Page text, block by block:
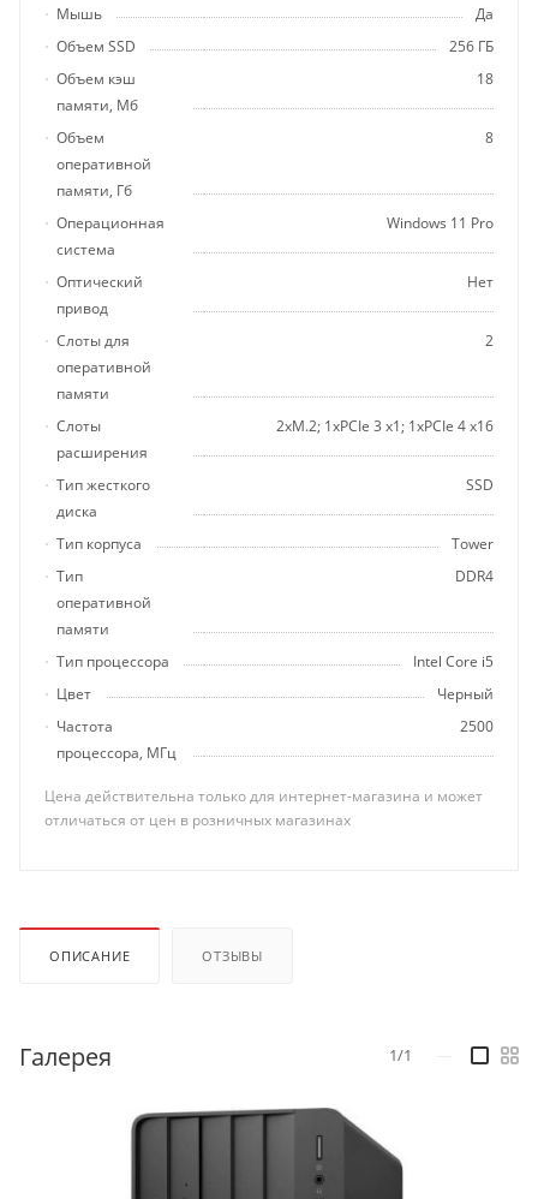
Мышь
Да
Объем SSD
256 ГБ
Объем кэш
памяти, Мб
18
Объем
оперативной
памяти, Гб
8
Операционная
система
Windows 11 Pro
Оптический
привод
Нет
Слоты для
оперативной
памяти
2
Слоты
расширения
2хM.2; 1хPCIe 3 x1; 1хPCIe 4 x16
Тип жесткого
диска
SSD
Тип корпуса
Tower
Тип
оперативной
памяти
DDR4
Тип процессора
Intel Core i5
Цвет
Черный
Частота
процессора, МГц
2500
Цена действительна только для интернет-магазина и может
отличаться от цен в розничных магазинах
ОПИСАНИЕ ОТЗЫВЫ
Галерея 1/1